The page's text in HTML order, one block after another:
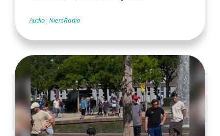
Audio NiersRadio